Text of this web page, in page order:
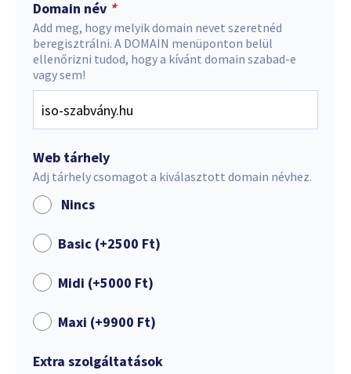
Domain név *
Add meg, hogy melyik domain nevet szeretnéd
beregisztrálni. A DOMAIN menüponton belül
ellenőrizni tudod, hogy a kívánt domain szabad-e
vagy sem!
Web tárhely
Adj tárhely csomagot a kiválasztott domain névhez.
Nincs
Basic (+2500 Ft)
Midi (+5000 Ft)
Maxi (+9900 Ft)
Extra szolgáltatások